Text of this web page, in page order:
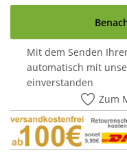
Mit dem Senden
automatisch mit
einverstanden
Zum